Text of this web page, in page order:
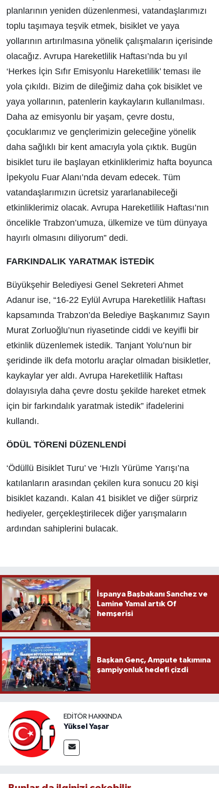
planlarının yeniden düzenlenmesi, vatandaşlarımızı
toplu taşımaya teşvik etmek, bisiklet ve yaya
yollarının artırılmasına yönelik çalışmaların içerisinde
olacağız. Avrupa Hareketlilik Haftası’nda bu yıl
‘Herkes İçin Sıfır Emisyonlu Hareketlilik’ teması ile
yola çıkıldı. Bizim de dileğimiz daha çok bisiklet ve
yaya yollarının, patenlerin kaykayların kullanılması.
Daha az emisyonlu bir yaşam, çevre dostu,
çocuklarımız ve gençlerimizin geleceğine yönelik
daha sağlıklı bir kent amacıyla yola çıktık. Bugün
bisiklet turu ile başlayan etkinliklerimiz hafta boyunca
İpekyolu Fuar Alanı’nda devam edecek. Tüm
vatandaşlarımızın ücretsiz yararlanabileceği
etkinliklerimiz olacak. Avrupa Hareketlilik Haftası’nın
öncelikle Trabzon’umuza, ülkemize ve tüm dünyaya
hayırlı olmasını diliyorum” dedi.
FARKINDALIK YARATMAK İSTEDİK
Büyükşehir Belediyesi Genel Sekreteri Ahmet
Adanur ise, “16-22 Eylül Avrupa Hareketlilik Haftası
kapsamında Trabzon’da Belediye Başkanımız Sayın
Murat Zorluoğlu’nun riyasetinde ciddi ve keyifli bir
etkinlik düzenlemek istedik. Tanjant Yolu’nun bir
şeridinde ilk defa motorlu araçlar olmadan bisikletler,
kaykaylar yer aldı. Avrupa Hareketlilik Haftası
dolayısıyla daha çevre dostu şekilde hareket etmek
için bir farkındalık yaratmak istedik” ifadelerini
kullandı.
ÖDÜL TÖRENİ DÜZENLENDİ
‘Ödüllü Bisiklet Turu’ ve ‘Hızlı Yürüme Yarışı’na
katılanların arasından çekilen kura sonucu 20 kişi
bisiklet kazandı. Kalan 41 bisiklet ve diğer sürpriz
hediyeler, gerçekleştirilecek diğer yarışmaların
ardından sahiplerini bulacak.
İspanya Başbakanı Sanchez ve
Lamine Yamal artık Of
hemşerisi
Başkan Genç, Ampute takımına
şampiyonluk hedefi çizdi
EDITÖR HAKKINDA
Yüksel Yaşar